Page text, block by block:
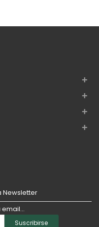
+
+
+
+
Newsletter
Suscribirse